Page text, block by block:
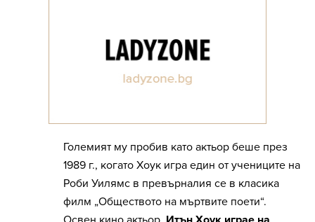
Големият му пробив като актьор беше през
1989 г., когато Хоук игра един от учениците на
Роби Уилямс в превърналия се в класика
филм „Обществото на мъртвите поети“.